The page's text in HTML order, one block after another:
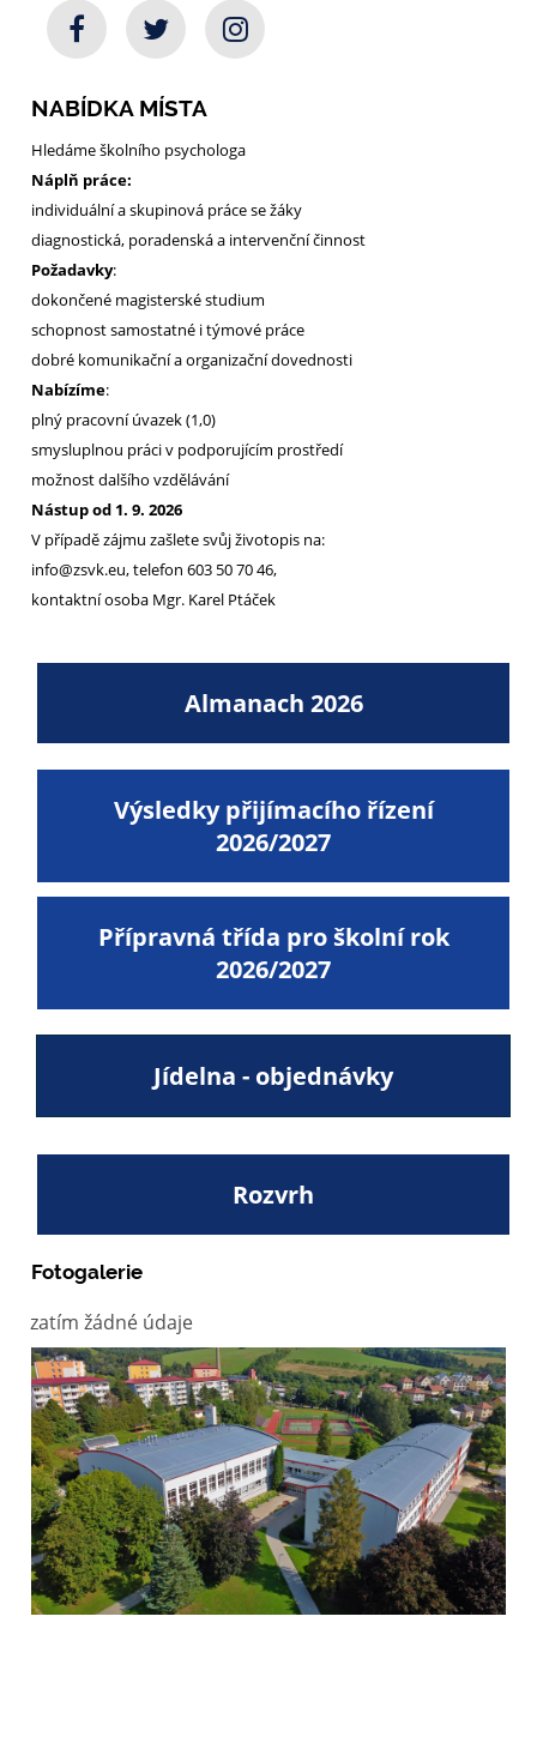
NABÍDKA MÍSTA
Hledáme školního psychologa
Náplň práce:
individuální a skupinová práce se žáky
diagnostická, poradenská a intervenční činnost
Požadavky:
dokončené magisterské studium
schopnost samostatné i týmové práce
dobré komunikační a organizační dovednosti
Nabízíme:
plný pracovní úvazek (1,0)
smysluplnou práci v podporujícím prostředí
možnost dalšího vzdělávání
Nástup od 1. 9. 2026
V případě zájmu zašlete svůj životopis na:
info@zsvk.eu, telefon 603 50 70 46,
kontaktní osoba Mgr. Karel Ptáček
Almanach 2026
Výsledky přijímacího řízení
2026/2027
Přípravná třída pro školní rok
2026/2027
Jídelna - objednávky
Rozvrh
Fotogalerie
zatím žádné údaje